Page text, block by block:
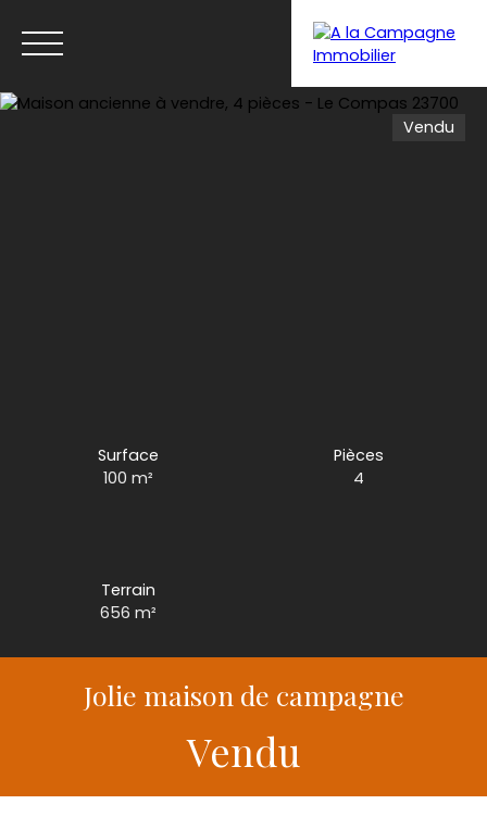
Vendu
Surface
100m²
Pièces
4
Terrain
656m²
Jolie maison de campagne
Vendu